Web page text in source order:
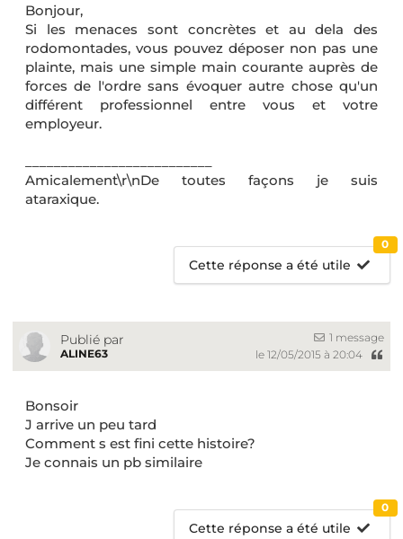
Bonjour,
Si les menaces sont concrètes et au dela des
rodomontades, vous pouvez déposer non pas une
plainte, mais une simple main courante auprès de
forces de l'ordre sans évoquer autre chose qu'un
différent professionnel entre vous et votre
employeur.
Amicalement\r\nDe toutes façons je suis
ataraxique.
Cette réponse a été utile
0
Publié par
ALINE63
1 message
le 12/05/2015 à 20:04
Bonsoir
J arrive un peu tard
Comment s est fini cette histoire?
Je connais un pb similaire
Cette réponse a été utile
0